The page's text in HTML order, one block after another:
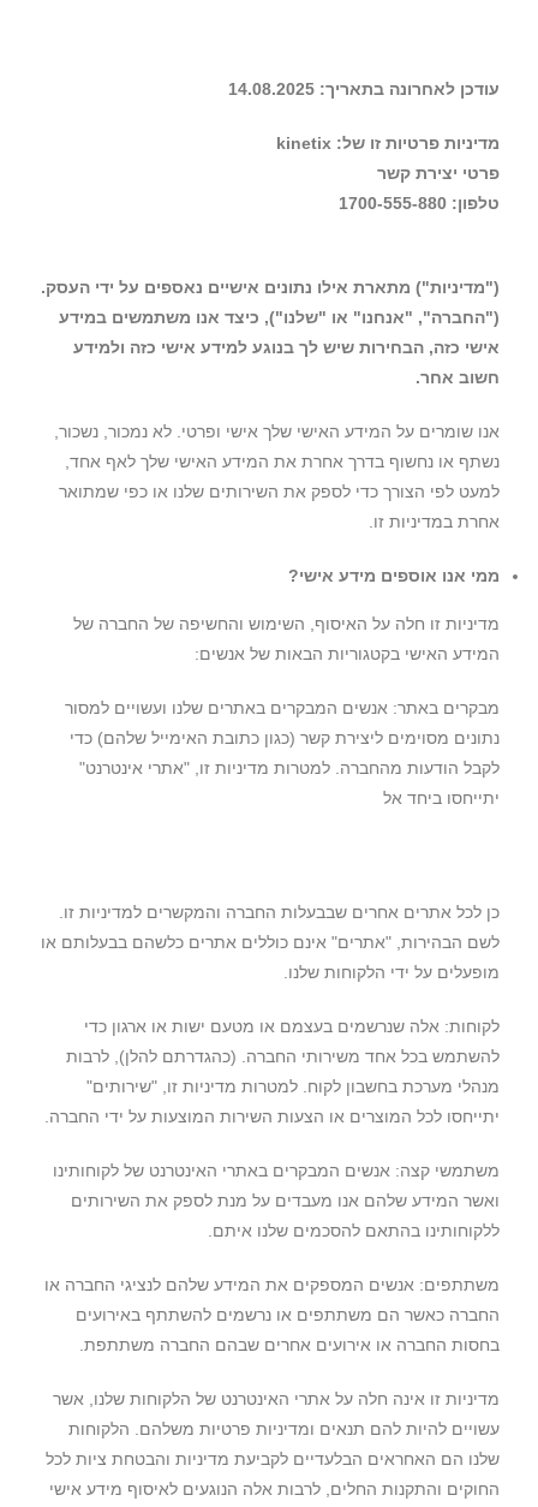
עודכן לאחרונה בתאריך: 14.08.2025
מדיניות פרטיות זו של: kinetix
פרטי יצירת קשר
טלפון: 1700-555-880
("מדיניות") מתארת אילו נתונים אישיים נאספים על ידי העסק.
("החברה", "אנחנו" או "שלנו"), כיצד אנו משתמשים במידע
אישי כזה, הבחירות שיש לך בנוגע למידע אישי כזה ולמידע
חשוב אחר.
אנו שומרים על המידע האישי שלך אישי ופרטי. לא נמכור, נשכור,
נשתף או נחשוף בדרך אחרת את המידע האישי שלך לאף אחד,
למעט לפי הצורך כדי לספק את השירותים שלנו או כפי שמתואר
אחרת במדיניות זו.
ממי אנו אוספים מידע אישי?
מדיניות זו חלה על האיסוף, השימוש והחשיפה של החברה של
המידע האישי בקטגוריות הבאות של אנשים:
מבקרים באתר: אנשים המבקרים באתרים שלנו ועשויים למסור
נתונים מסוימים ליצירת קשר (כגון כתובת האימייל שלהם) כדי
לקבל הודעות מהחברה. למטרות מדיניות זו, "אתרי אינטרנט"
יתייחסו ביחד אל
כן לכל אתרים אחרים שבבעלות החברה והמקשרים למדיניות זו.
לשם הבהירות, "אתרים" אינם כוללים אתרים כלשהם בבעלותם או
מופעלים על ידי הלקוחות שלנו.
לקוחות: אלה שנרשמים בעצמם או מטעם ישות או ארגון כדי
להשתמש בכל אחד משירותי החברה. (כהגדרתם להלן), לרבות
מנהלי מערכת בחשבון לקוח. למטרות מדיניות זו, "שירותים"
יתייחסו לכל המוצרים או הצעות השירות המוצעות על ידי החברה.
משתמשי קצה: אנשים המבקרים באתרי האינטרנט של לקוחותינו
ואשר המידע שלהם אנו מעבדים על מנת לספק את השירותים
ללקוחותינו בהתאם להסכמים שלנו איתם.
משתתפים: אנשים המספקים את המידע שלהם לנציגי החברה או
החברה כאשר הם משתתפים או נרשמים להשתתף באירועים
בחסות החברה או אירועים אחרים שבהם החברה משתתפת.
מדיניות זו אינה חלה על אתרי האינטרנט של הלקוחות שלנו, אשר
עשויים להיות להם תנאים ומדיניות פרטיות משלהם. הלקוחות
שלנו הם האחראים הבלעדיים לקביעת מדיניות והבטחת ציות לכל
החוקים והתקנות החלים, לרבות אלה הנוגעים לאיסוף מידע אישי